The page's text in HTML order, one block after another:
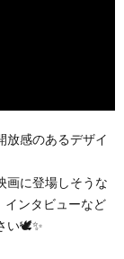
放感のあるデザイ
画に登場しそうな
インタビューなど
い🕊✨